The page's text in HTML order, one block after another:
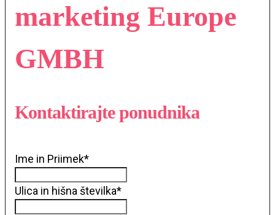
marketing Europe
GMBH
Kontaktirajte ponudnika
Ime in Priimek*
Ulica in hišna številka*